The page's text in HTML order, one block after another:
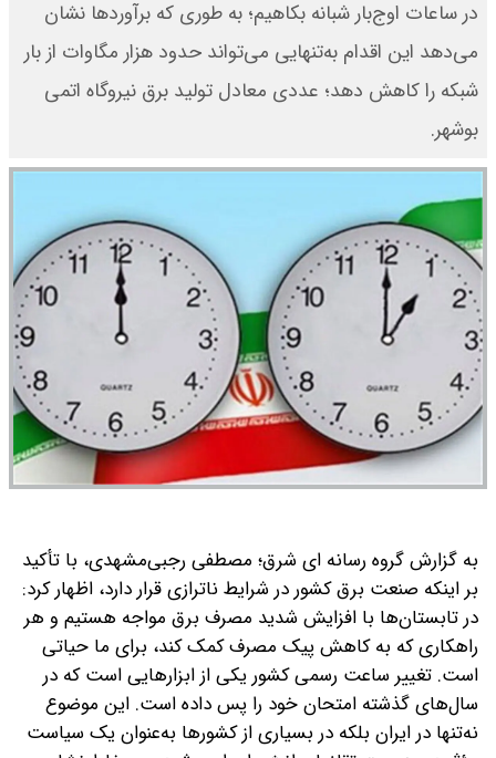
در ساعات اوج‌بار شبانه بکاهیم؛ به طوری که برآوردها نشان
می‌دهد این اقدام به‌تنهایی می‌تواند حدود هزار مگاوات از بار
شبکه را کاهش دهد؛ عددی معادل تولید برق نیروگاه اتمی
بوشهر.
به گزارش گروه رسانه ای شرق؛ مصطفی رجبی‌مشهدی، با تأکید
بر اینکه صنعت برق کشور در شرایط ناترازی قرار دارد، اظهار کرد:
در تابستان‌ها با افزایش شدید مصرف برق مواجه هستیم و هر
راهکاری که به کاهش پیک مصرف کمک کند، برای ما حیاتی
است. تغییر ساعت رسمی کشور یکی از ابزارهایی است که در
سال‌های گذشته امتحان خود را پس داده است. این موضوع
نه‌تنها در ایران بلکه در بسیاری از کشورها به‌عنوان یک سیاست